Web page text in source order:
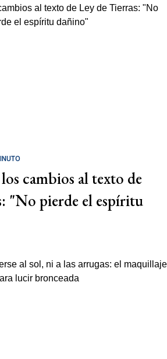
cambios al texto de
"No pierde el espíritu